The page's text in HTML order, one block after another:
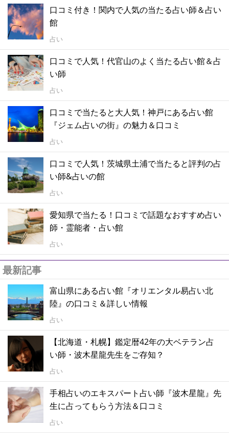
口コミ付き！関内で人気の当たる占い師＆占い
館
占い
口コミで人気！代官山のよく当たる占い館＆占
い師
占い
口コミで当たると大人気！神戸にある占い館
『ジェム占いの街』の魅力＆口コミ
占い
口コミで人気！茨城県土浦で当たると評判の占
い師&占いの館
占い
愛知県で当たる！口コミで話題なおすすめ占い
師・霊能者・占い館
占い
最新記事
富山県にある占い館『オリエンタル易占い北
陸』の口コミ＆詳しい情報
占い
【北海道・札幌】鑑定暦42年の大ベテラン占
い師・波木星龍先生をご存知？
占い
手相占いのエキスパート占い師『波木星龍』先
生に占ってもらう方法＆口コミ
占い